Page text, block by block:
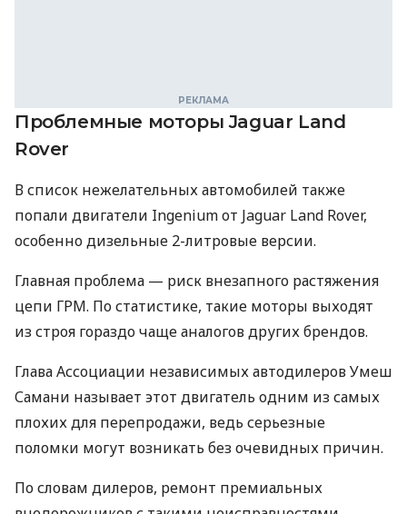
Проблемные моторы Jaguar Land
Rover
В список нежелательных автомобилей также
попали двигатели Ingenium от Jaguar Land Rover,
особенно дизельные 2-литровые версии.
Главная проблема — риск внезапного растяжения
цепи ГРМ. По статистике, такие моторы выходят
из строя гораздо чаще аналогов других брендов.
Глава Ассоциации независимых автодилеров Умеш
Самани называет этот двигатель одним из самых
плохих для перепродажи, ведь серьезные
поломки могут возникать без очевидных причин.
По словам дилеров, ремонт премиальных